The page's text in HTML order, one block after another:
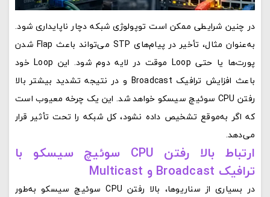
در چنین شرایطی ممکن است توپولوژی شبکه دچار ناپایداری شود.
به‌عنوان مثال، تأخیر در پیام‌های STP می‌تواند باعث Flap شدن
پورت‌ها یا حتی Loop موقت در لایه دوم شود. این Loop خود
باعث افزایش ترافیک Broadcast و در نتیجه تشدید بیشتر بالا
رفتن CPU سوئیچ سیسکو خواهد شد. این یک چرخه معیوب است
که اگر به‌موقع تشخیص داده نشود، کل شبکه را تحت تأثیر قرار
می‌دهد.
ارتباط بالا رفتن CPU سوئیچ سیسکو با
ترافیک Broadcast و Multicast
در بسیاری از سناریوها، بالا رفتن CPU سوئیچ سیسکو به‌طور